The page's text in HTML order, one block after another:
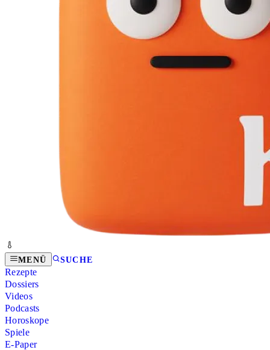
MENÜ SUCHE
Rezepte
Dossiers
Videos
Podcasts
Horoskope
Spiele
E-Paper